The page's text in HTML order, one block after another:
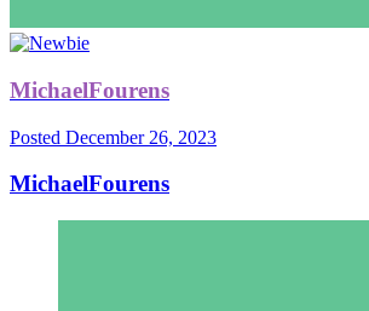
MichaelFourens
Posted December 26, 2023
MichaelFourens